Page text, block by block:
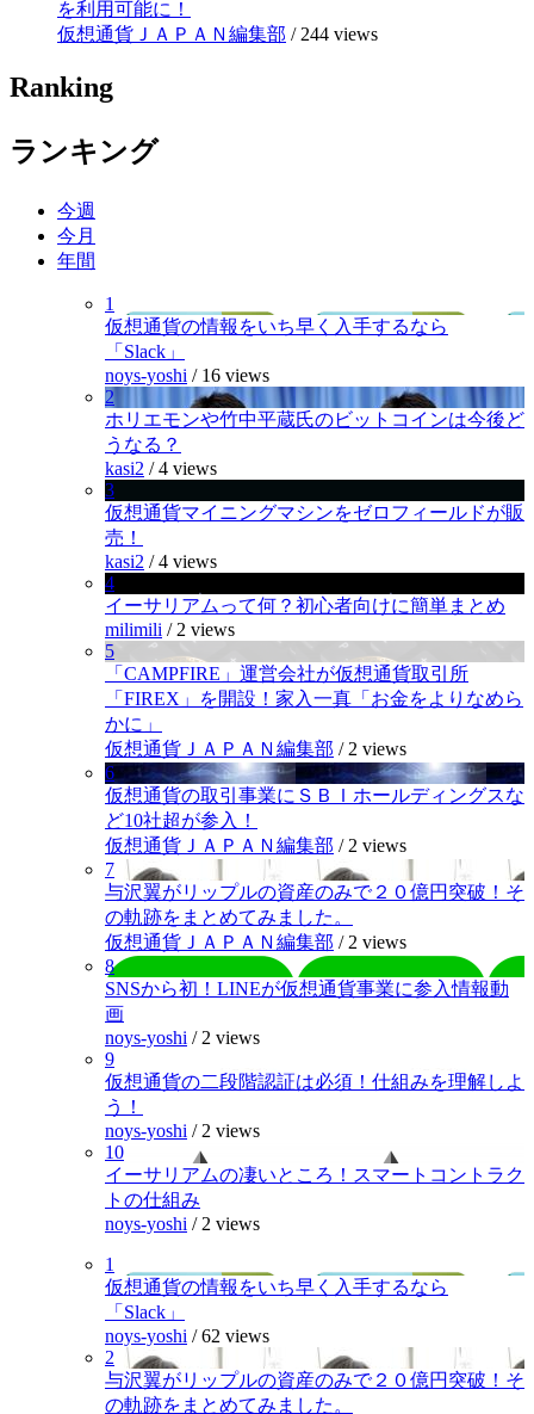
を利用可能に！
仮想通貨ＪＡＰＡＮ編集部 / 244 views
Ranking
ランキング
今週
今月
年間
1
仮想通貨の情報をいち早く入手するなら
「Slack」
noys-yoshi / 16 views
2
ホリエモンや竹中平蔵氏のビットコインは今後ど
うなる？
kasi2 /4 views
3
仮想通貨マイニングマシンをゼロフィールドが販
売！
kasi2 /4 views
4
イーサリアムって何？初心者向けに簡単まとめ
milimili / 2 views
5
「CAMPFIRE」運営会社が仮想通貨取引所
「FIREX」を開設！家入一真「お金をよりなめら
かに」
仮想通貨ＪＡＰＡＮ編集部 / 2 views
6
仮想通貨の取引事業にＳＢＩホールディングスな
ど10社超が参入！
仮想通貨ＪＡＰＡＮ編集部 / 2 views
7
与沢翼がリップルの資産のみで２０億円突破！そ
の軌跡をまとめてみました。
仮想通貨ＪＡＰＡＮ編集部 / 2 views
8
SNSから初！LINEが仮想通貨事業に参入情報動
画
noys-yoshi / 2 views
9
仮想通貨の二段階認証は必須！仕組みを理解しよ
う！
noys-yoshi / 2 views
10
イーサリアムの凄いところ！スマートコントラク
トの仕組み
noys-yoshi / 2 views
1
仮想通貨の情報をいち早く入手するなら
「Slack」
noys-yoshi /62 views
2
与沢翼がリップルの資産のみで２０億円突破！そ
の軌跡をまとめてみました。